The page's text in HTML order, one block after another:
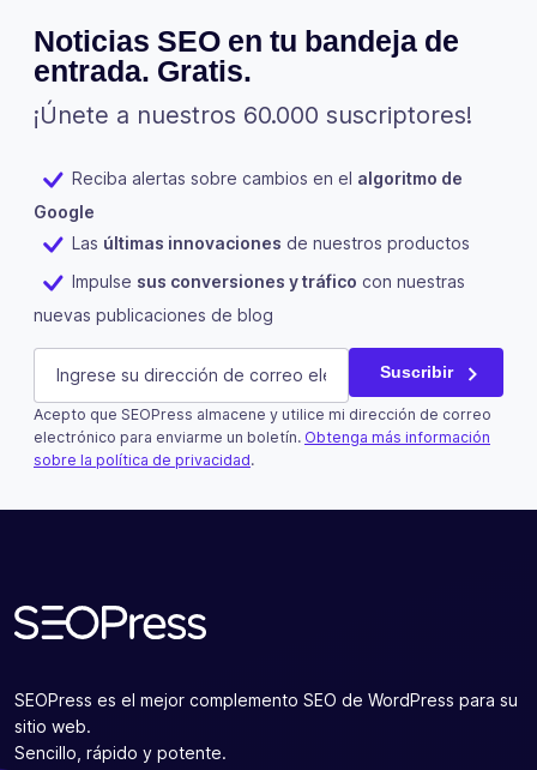
Noticias SEO en tu bandeja de
entrada. Gratis.
¡Únete a nuestros 60.000 suscriptores!
Reciba alertas sobre cambios en el algoritmo de
Google
Las últimas innovaciones de nuestros productos
Impulse sus conversiones y tráfico con nuestras
nuevas publicaciones de blog
Email
Este campo es un campo de validación y debe quedar
E-mail (Obligatorio) Suscribir
Acepto que SEOPress almacene y utilice mi dirección de correo
electrónico para enviarme un boletín. Obtenga más información
sobre la política de privacidad.
SEOPress es el mejor complemento SEO de WordPress para su
sitio web.
Sencillo, rápido y potente.